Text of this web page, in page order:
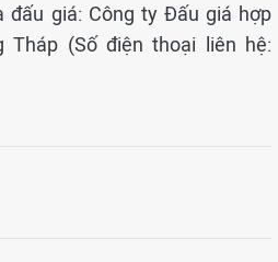
giá: Công ty Đấu giá hợp
Tháp (Số điện thoại liên hệ: